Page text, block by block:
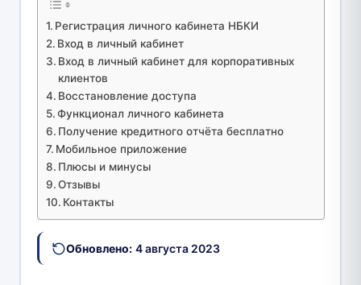
Регистрация личного кабинета НБКИ
Вход в личный кабинет
Вход в личный кабинет для корпоративных
клиентов
Восстановление доступа
Функционал личного кабинета
Получение кредитного отчёта бесплатно
Мобильное приложение
Плюсы и минусы
Отзывы
Контакты
Обновлено: 4 августа 2023